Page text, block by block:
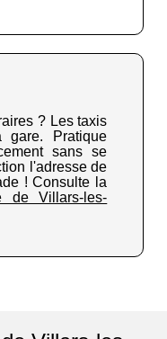
? Les taxis
gare. Pratique
sans se
l'adresse de
! Consulte la
Villars-les-